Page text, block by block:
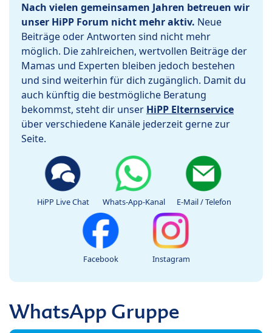
Nach vielen gemeinsamen Jahren betreuen wir
unser HiPP Forum nicht mehr aktiv. Neue
Beiträge oder Antworten sind nicht mehr
möglich. Die zahlreichen, wertvollen Beiträge der
Mamas und Experten bleiben jedoch bestehen
und sind weiterhin für dich zugänglich. Damit du
auch künftig die bestmögliche Beratung
bekommst, steht dir unser HiPP Elternservice
über verschiedene Kanäle jederzeit gerne zur
Seite.
HiPP Live Chat Whats-App-Kanal E-Mail / Telefon
Facebook Instagram
WhatsApp Gruppe